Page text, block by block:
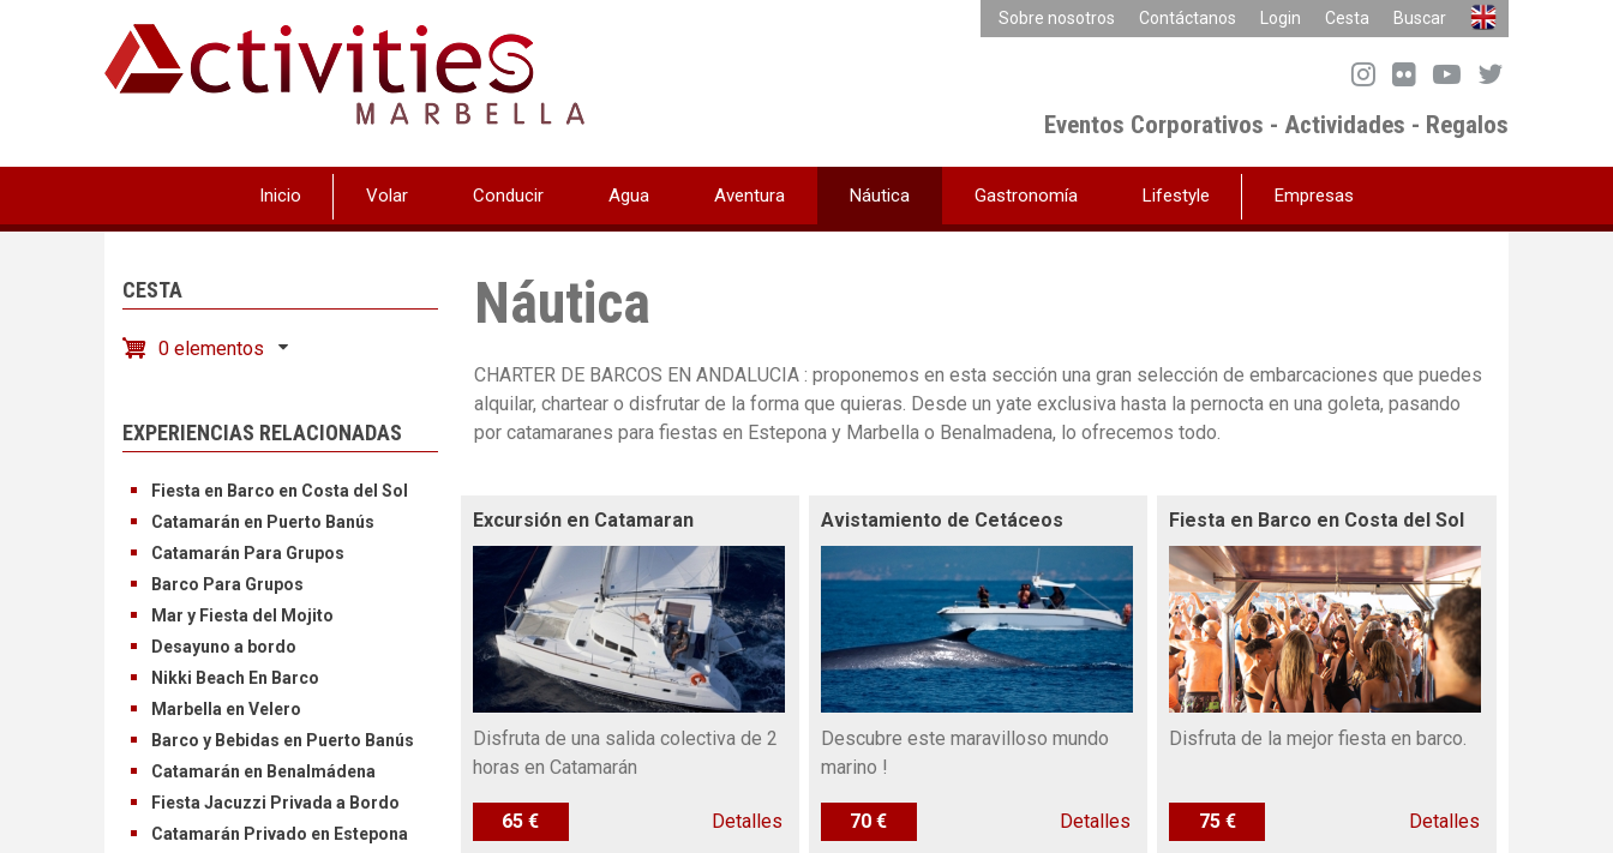
Sobre nosotros Contáctanos Login Cesta Buscar
Eventos Corporativos - Actividades - Regalos
Inicio Volar Conducir Agua Aventura Náutica Gastronomía Lifestyle Empresas
CESTA
0 elementos
EXPERIENCIAS RELACIONADAS
Fiesta en Barco en Costa del Sol
Catamarán en Puerto Banús
Catamarán Para Grupos
Barco Para Grupos
Mar y Fiesta del Mojito
Desayuno a bordo
Nikki Beach En Barco
Marbella en Velero
Barco y Bebidas en Puerto Banús
Catamarán en Benalmádena
Fiesta Jacuzzi Privada a Bordo
Catamarán Privado en Estepona
Náutica
CHARTER DE BARCOS EN ANDALUCIA : proponemos en esta sección una gran selección de embarcaciones que puedes
alquilar, chartear o disfrutar de la forma que quieras. Desde un yate exclusiva hasta la pernocta en una goleta, pasando
por catamaranes para fiestas en Estepona y Marbella o Benalmadena, lo ofrecemos todo.
Excursión en Catamaran
Disfruta de una salida colectiva de 2
horas en Catamarán
65 € Detalles
Avistamiento de Cetáceos
Descubre este maravilloso mundo
marino !
70 € Detalles
Fiesta en Barco en Costa del Sol
Disfruta de la mejor fiesta en barco.
75 € Detalles